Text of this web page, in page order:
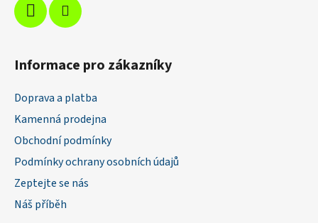
i
s
Informace pro zákazníky
Doprava a platba
Kamenná prodejna
Obchodní podmínky
Podmínky ochrany osobních údajů
Zeptejte se nás
Náš příběh